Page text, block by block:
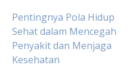
Post
navigation
Pentingnya Pola Hidup
Sehat dalam Mencegah
Penyakit dan Menjaga
Kesehatan